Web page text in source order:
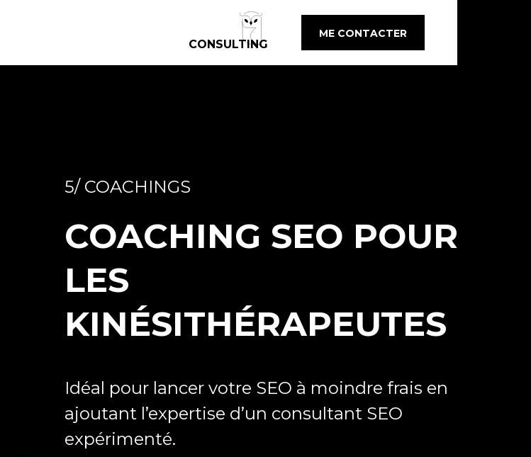
CONSULTING
ME CONTACTER
5/ COACHINGS
COACHING SEO POUR
LES
KINÉSITHÉRAPEUTES
Idéal pour lancer votre SEO à moindre frais en
ajoutant l’expertise d’un consultant SEO
expérimenté.